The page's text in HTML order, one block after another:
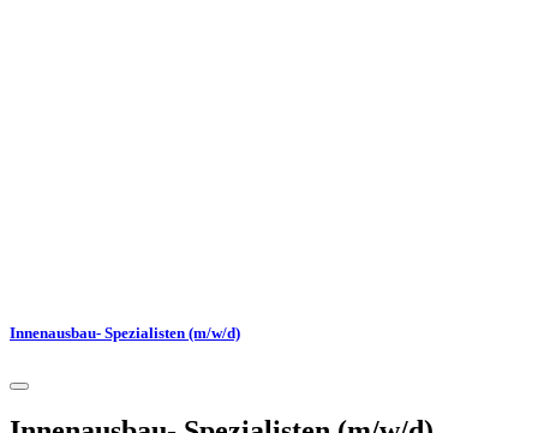
Innenausbau- Spezialisten (m/w/d)